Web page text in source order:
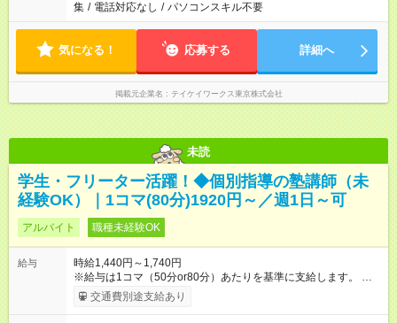
集 / 電話対応なし / パソコンスキル不要
気になる！ 応募する 詳細へ
掲載元企業名 テイケイワークス東京株式会社
未読
学生・フリーター活躍！◆個別指導の塾講師（未
経験OK）｜1コマ(80分)1920円～／週1日～可
アルバイト 職種未経験OK
給与
時給1,440円～1,740円
※給与は1コマ（50分or80分）あたりを基準に支給します。 上記
の時給表記は、1コマの支給額を1時間あたりに換算した金額で
す。 高校生 └80分授業 2，320円／1コマ └50分授業 1，450
交通費別途支給あり